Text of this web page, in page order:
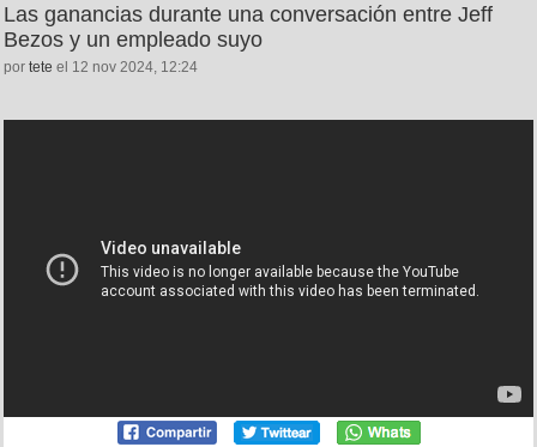
Las ganancias durante una conversación entre Jeff
Bezos y un empleado suyo
por tete el 12 nov 2024, 12:24